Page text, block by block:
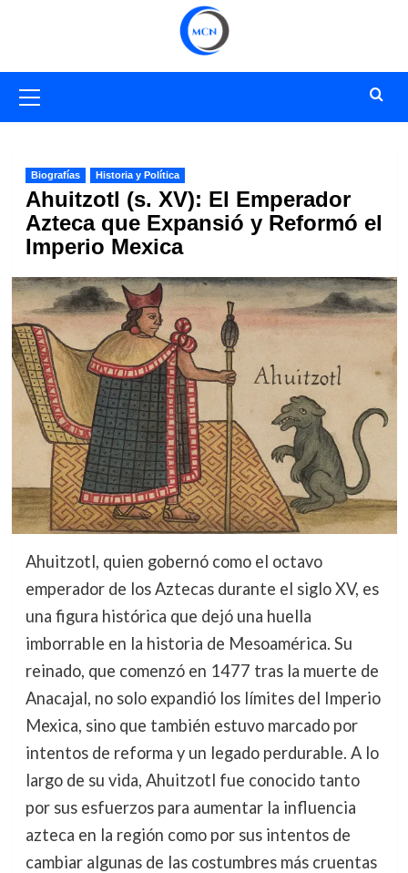
primario
Biografías Historia y Política
Ahuitzotl (s. XV): El Emperador
Azteca que Expansió y Reformó el
Imperio Mexica
Ahuitzotl, quien gobernó como el octavo
emperador de los Aztecas durante el siglo XV, es
una figura histórica que dejó una huella
imborrable en la historia de Mesoamérica. Su
reinado, que comenzó en 1477 tras la muerte de
Anacajal, no solo expandió los límites del Imperio
Mexica, sino que también estuvo marcado por
intentos de reforma y un legado perdurable. A lo
largo de su vida, Ahuitzotl fue conocido tanto
por sus esfuerzos para aumentar la influencia
azteca en la región como por sus intentos de
cambiar algunas de las costumbres más cruentas